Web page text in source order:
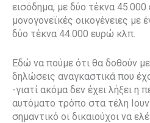
εισόδημα, με δύο τέκνα 45.000
μονογονεϊκές οικογένειες με
δύο τέκνα 44.000 ευρώ κλπ.
Εδώ να πούμε ότι θα δοθούν
δηλώσεις αναγκαστικά που
-γιατί ακόμα δεν έχει λήξει η
αυτόματο τρόπο στα τέλη
σημαντικό οι δικαιούχοι να